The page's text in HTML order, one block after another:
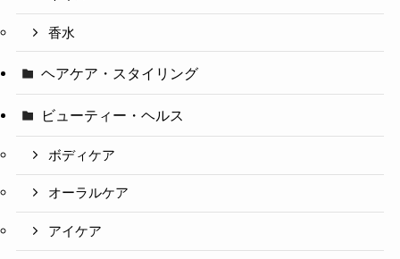
香水
ヘアケア・スタイリング
ビューティー・ヘルス
ボディケア
オーラルケア
アイケア